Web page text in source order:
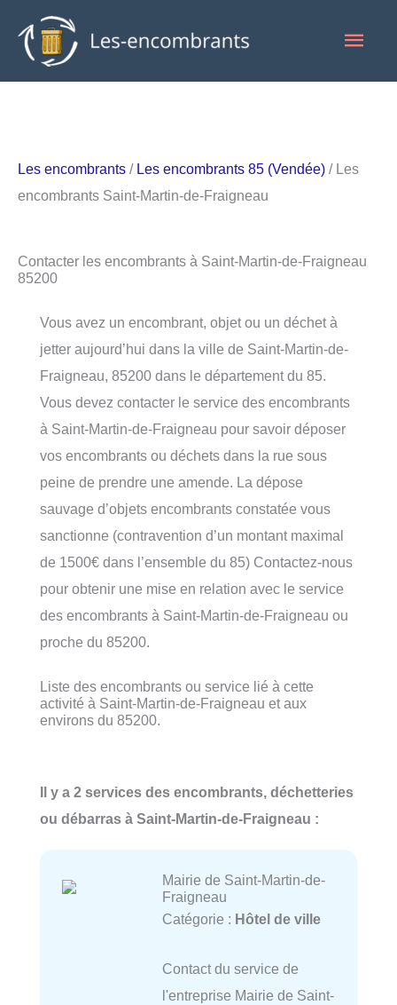
contenu
Les encombrants / Les encombrants 85 (Vendée) / Les
encombrants Saint-Martin-de-Fraigneau
Contacter les encombrants à Saint-Martin-de-Fraigneau
85200
Vous avez un encombrant, objet ou un déchet à
jetter aujourd’hui dans la ville de Saint-Martin-de-
Fraigneau, 85200 dans le département du 85.
Vous devez contacter le service des encombrants
à Saint-Martin-de-Fraigneau pour savoir déposer
vos encombrants ou déchets dans la rue sous
peine de prendre une amende. La dépose
sauvage d’objets encombrants constatée vous
sanctionne (contravention d’un montant maximal
de 1500€ dans l’ensemble du 85) Contactez-nous
pour obtenir une mise en relation avec le service
des encombrants à Saint-Martin-de-Fraigneau ou
proche du 85200.
Liste des encombrants ou service lié à cette
activité à Saint-Martin-de-Fraigneau et aux
environs du 85200.
Il y a 2 services des encombrants, déchetteries
ou débarras à Saint-Martin-de-Fraigneau :
Mairie de Saint-Martin-de-
Fraigneau
Catégorie : Hôtel de ville
Contact du service de
l'entreprise Mairie de Saint-